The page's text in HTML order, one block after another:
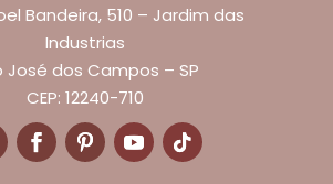
Bandeira, 510 – Jardim das
Industrias
José dos Campos – SP
CEP: 12240-710